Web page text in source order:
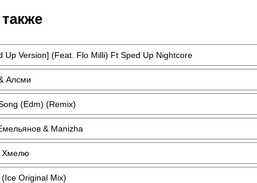
Up Version] (Feat. Flo Milli) Ft Sped Up Nightcore
Алсми
(Edm) (Remix)
& Manizha
Original Mix)